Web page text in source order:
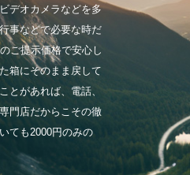
デオカメラなどを多
事などで必要な時だ
ご提示価格で安心し
箱にそのまま戻して
とがあれば、電話、
門店だからこその徹
ても2000円のみの